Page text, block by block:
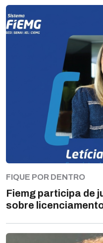
FIQUE POR DENTRO
Fiemg participa de
sobre